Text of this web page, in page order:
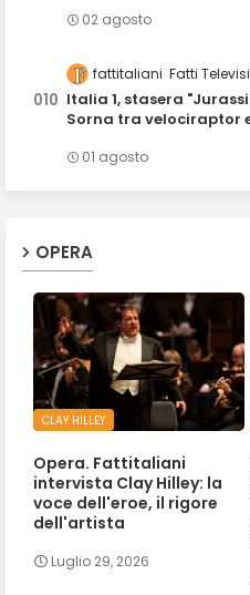
02 agosto
fattitaliani Fatti
Italia 1, stasera
Sorna tra velociraptor
01 agosto
OPERA
CLAY HILLEY
Opera. Fattitaliani
intervista Clay Hilley: la
voce dell'eroe, il rigore
dell'artista
Luglio 29, 2026